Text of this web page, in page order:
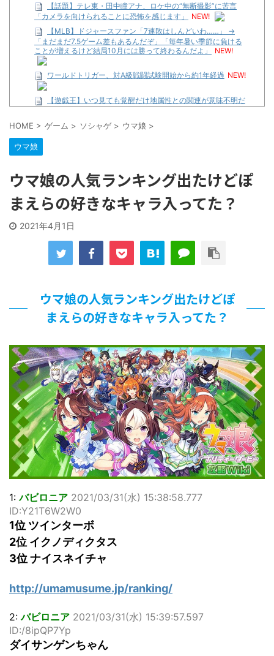
【話題】テレ東・田中瞳アナ、ロケ中の“無断撮影”に苦言
「カメラを向けられることに恐怖を感じます」
NEW!
【MLB】ドジャースファン「7連敗はしんどいわ……」 →
「まだまだ7.5ゲーム差もあるんだぞ」「毎年暑い季節に負ける
ことが増えるけど結局10月には勝って終わるんだよ」
NEW!
ワールドトリガー、対A級戦闘試験開始から約1年経過 NEW!
【遊戯王】いつ見ても覚醒だけ地属性との関連が意味不明だ
…背が高い娘
な…
【ギャルゲ】「千恋*万花」のアニメ化決定でKOTOKOが主
【R-18】真・女神転生 Road to the Transcendence【二次
北原ももさんの挑発!!!
【画像】この女優さん、可愛すぎる
【遊戯王】いつ見ても覚醒だけ地属性との関連が意味不明だ
露！透明感が凄い！！
【朗報】齋藤飛鳥、前屈みで完全に見えてる動画が拡散され
てしまう…
えてしまう
北原ももさんの挑発!!!
【画像】顔100点、体30点の女ｗｗｗ
…背が高い娘
佐藤絢音ちゃん(11)が万バズ！！
「洋画に日本版主題歌は必要か?」論争
超能力が使えるようになったので限界まで極める事にした件
その２
北原ももさんの挑発!!!
【画像】『プリズマ☆イリヤ』の新グッズ、流石に一線を越
えてしまう
敵「ダンクーガは合体するまでが長過ぎてつまらない」←合
体する前から面白いんだよなぁ
まとめチェッカーは閉鎖しました。RSSの解除をお願いしま
す。
【信長の野望・新生】米問屋をどういう時にどこに建てるの
かわからない
NHKにようこそ！を見終えたんだがｗｗｗ
Powered by livedoor 相互RSS
HOME > ゲーム > ソシャゲ > ウマ娘 >
ウマ娘
ウマ娘の人気ランキング出たけどぽ
まえらの好きなキャラ入ってた？
2021年4月1日
ウマ娘の人気ランキング出たけどぽ
まえらの好きなキャラ入ってた？
1:バビロニア 2021/03/31(水) 15:38:58.777
ID:Y21T6W2W0
1位 ツインターボ
2位 イクノディクタス
3位 ナイスネイチャ
http://umamusume.jp/ranking/
2:バビロニア 2021/03/31(水) 15:39:57.597
ID:/8ipQP7Yp
ダイサンゲンちゃん